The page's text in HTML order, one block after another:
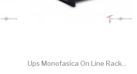
Ups Monofasica On Line Rack...